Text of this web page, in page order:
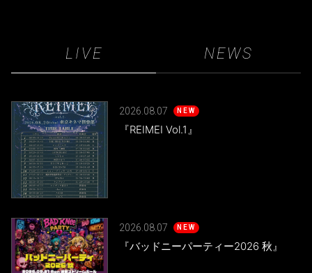
LIVE NEWS
2026.08.07 NEW
『REIMEI Vol.1』
2026.08.07 NEW
『バッドニーパーティー2026 秋』